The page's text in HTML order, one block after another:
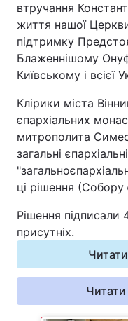
ПОСЛУГИ
Реклама на сайті
Моніторинг
втручання
життя нашої
підтримку
Блаженнішому
Київському і всієї
Клірики міста
єпархіальних
митрополита
загальні
ці рішення (Собору
Рішення підписали
присутніх.